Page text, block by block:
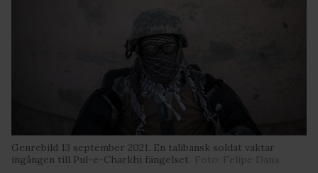
Genrebild 13 september 2021. En talibansk soldat vaktar
ingången till Pul-e-Charkhi fängelset. Foto: Felipe Dana